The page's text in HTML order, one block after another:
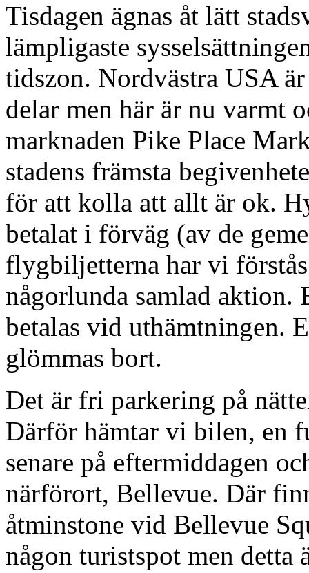
Tisdagen ägnas åt lätt
lämpligaste
tidszon. Nordvästra USA
delar men här är nu varmt
marknaden Pike Place
stadens främsta
för att kolla att allt är ok.
betalat i förväg (av de
flygbiljetterna har vi
någorlunda samlad aktion.
betalas vid uthämtningen.
glömmas bort.
Det är fri parkering på
Därför hämtar vi bilen, en
senare på eftermiddagen
närförort, Bellevue. Där
åtminstone vid Bellevue
någon turistspot men detta